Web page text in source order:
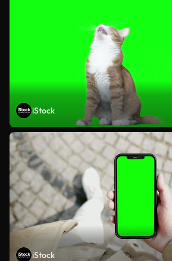
iStock
iStock